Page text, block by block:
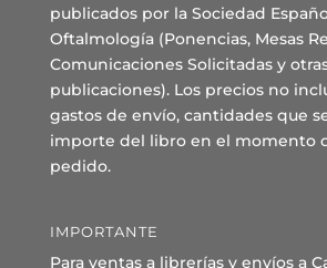
publicados por la Sociedad
Oftalmología (Ponencias, Mesas
Comunicaciones Solicitadas y
publicaciones). Los precios no
gastos de envío, cantidades que
importe del libro en el momento
pedido.
IMPORTANTE
Para ventas a librerías y envíos a